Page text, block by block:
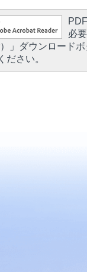
必
」ダウンロード
ださい。